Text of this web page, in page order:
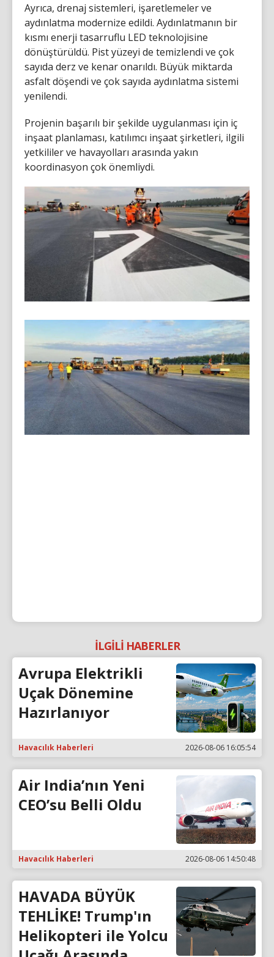
Ayrıca, drenaj sistemleri, işaretlemeler ve
aydınlatma modernize edildi. Aydınlatmanın bir
kısmı enerji tasarruflu LED teknolojisine
dönüştürüldü. Pist yüzeyi de temizlendi ve çok
sayıda derz ve kenar onarıldı. Büyük miktarda
asfalt döşendi ve çok sayıda aydınlatma sistemi
yenilendi.
Projenin başarılı bir şekilde uygulanması için iç
inşaat planlaması, katılımcı inşaat şirketleri, ilgili
yetkililer ve havayolları arasında yakın
koordinasyon çok önemliydi.
İLGİLİ HABERLER
Avrupa Elektrikli
Uçak Dönemine
Hazırlanıyor
Havacılık Haberleri 2026-08-06 16:05:54
Air India’nın Yeni
CEO’su Belli Oldu
Havacılık Haberleri 2026-08-06 14:50:48
HAVADA BÜYÜK
TEHLİKE! Trump'ın
Helikopteri ile Yolcu